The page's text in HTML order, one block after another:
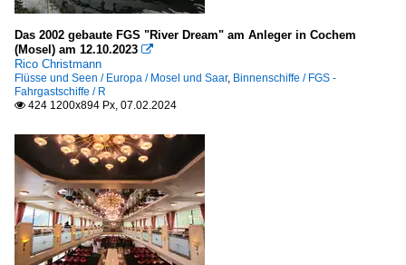
mit GMS/TMS L - Z
Schubboote und -verbände
.Name unbekannt
X - Y - Z
TMS - Tankmotorschiffe
A
C
E
K
Das 2002 gebaute FGS "River Dream" am Anleger in Cochem
(Mosel) am 12.10.2023 
Rico Christmann
Flüsse und Seen / Europa / Mosel und Saar, Binnenschiffe / FGS -
Fahrgastschiffe / R
 424 1200x894 Px, 07.02.2024